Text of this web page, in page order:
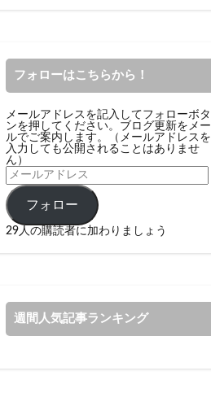
フォローはこちらから！
メールアドレスを記入してフォローボタ
ンを押してください。ブログ更新をメー
ルでご案内します。（メールアドレスを
入力しても公開されることはありませ
ん）
フォロー
29人の購読者に加わりましょう
週間人気記事ランキング